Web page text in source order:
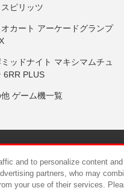
ピリッツ
カート アーケードグランプ
ッドナイト マキシマムチュ
6RR PLUS
ゲーム機一覧
について カスタマーハラス
and to personalize content
partners, who may
your use of their services.